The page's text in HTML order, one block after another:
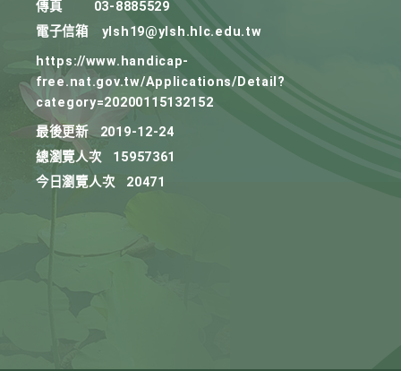
傳真
03-8885529
電子信箱
ylsh19@ylsh.hlc.edu.tw
https://www.handicap-
free.nat.gov.tw/Applications/Detail?
category=20200115132152
最後更新
2019-12-24
總瀏覽人次
15957361
今日瀏覽人次
20471